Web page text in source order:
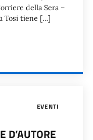
della Sera –
Tosi tiene […]
EVENTI
D’AUTORE